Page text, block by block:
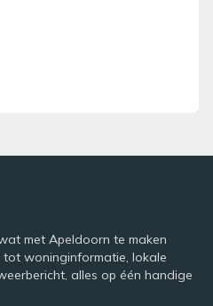
met Apeldoorn te maken
woninginformatie, lokale
alles op één handige